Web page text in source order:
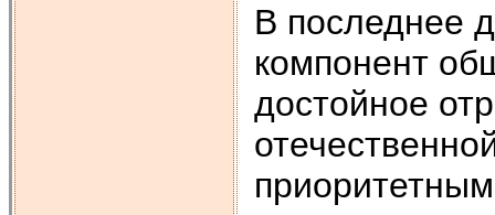
В последнее
компонент
достойное